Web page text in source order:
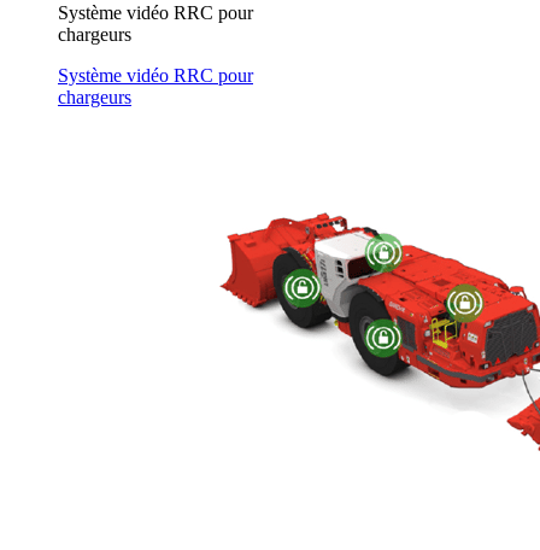
Système vidéo RRC pour
chargeurs
Système vidéo RRC pour
chargeurs